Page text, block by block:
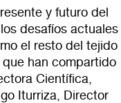
y futuro del
desafíos actuales
el resto del tejido
han compartido
Científica,
Iturriza, Director